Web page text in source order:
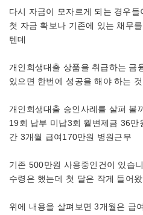
다시 자금이 모자르게 되는 경우
첫 자금 확보나 기존에 있는 채무
텐데
개인회생대출 상품을 취급하는 금
있으면 한번에 성공을 해야 하는
개인회생대출 승인사례를 살펴 볼
19회 납부 미납3회 월변제금 36만
간 3개월 급여170만원 병원근무
기존 500만원 사용중인건이 있습
수령은 했는데 첫 달은 작게 들어
위에 내용을 살펴보면 3개월은 급